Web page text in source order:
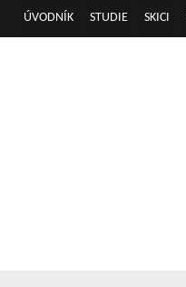
Hlavní menu
ÚVODNÍK STUDIE SKICI